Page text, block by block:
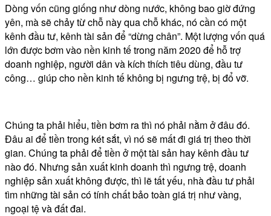
Dòng vốn cũng giống như dòng nước, không bao giờ đứng
yên, mà sẽ chảy từ chỗ này qua chỗ khác, nó cần có một
kênh đầu tư, kênh tài sản để “dừng chân”. Một lượng vốn quá
lớn được bơm vào nền kinh tế trong năm 2020 để hỗ trợ
doanh nghiệp, người dân và kích thích tiêu dùng, đầu tư
công… giúp cho nền kinh tế không bị ngưng trệ, bị đổ vỡ.
Chúng ta phải hiểu, tiền bơm ra thì nó phải nằm ở đâu đó.
Đâu ai để tiền trong két sắt, vì nó sẽ mất đi giá trị theo thời
gian. Chúng ta phải để tiền ở một tài sản hay kênh đầu tư
nào đó. Nhưng sản xuất kinh doanh thì ngưng trệ, doanh
nghiệp sản xuất không được, thì lẽ tất yếu, nhà đầu tư phải
tìm những tài sản có tính chất bảo toàn giá trị như vàng,
ngoại tệ và đất đai.